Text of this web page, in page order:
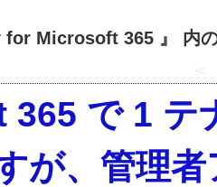
for Microsoft 365 』 内
≪
で 1 テ
が、管理